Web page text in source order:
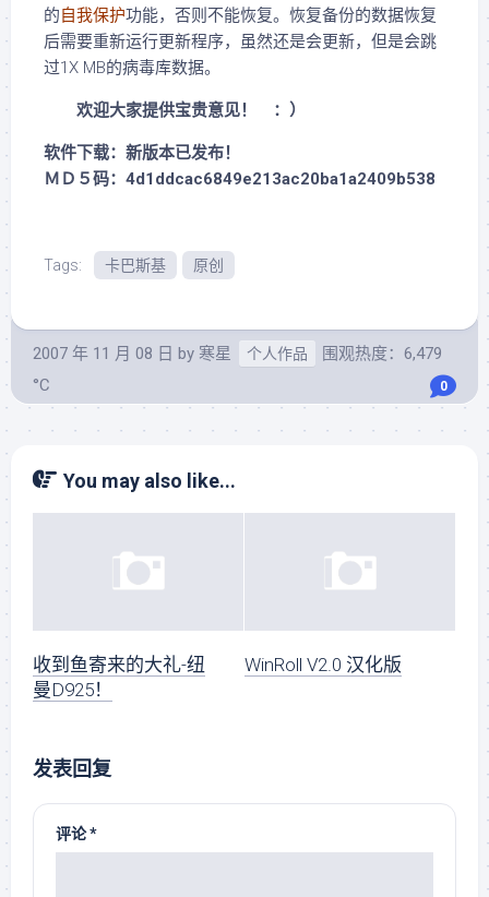
的自我保护功能，否则不能恢复。恢复备份的数据恢复
后需要重新运行更新程序，虽然还是会更新，但是会跳
过1X MB的病毒库数据。
欢迎大家提供宝贵意见！ ：）
软件下载：新版本已发布！
ＭＤ５码：4d1ddcac6849e213ac20ba1a2409b538
Tags: 卡巴斯基 原创
2007 年 11 月 08 日 by 寒星 个人作品
围观热度：6,479
°C
0
You may also like...
收到鱼寄来的大礼-纽
曼D925！
WinRoll V2.0 汉化版
发表回复
评论*